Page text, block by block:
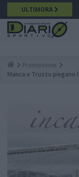
Salta
al
contenuto
principale
ULTIMORA
Promozione
Manca e Truzzu piegano